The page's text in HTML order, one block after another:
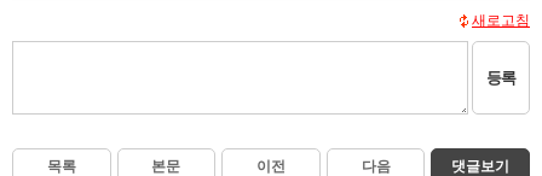
새로고침
등록
목록 본문 이전 다음 댓글보기